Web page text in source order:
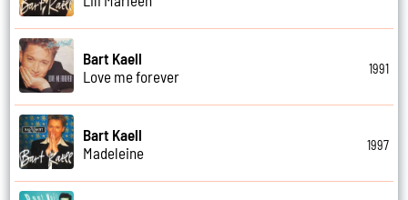
Bart Kaell
Love me forever
1991
Bart Kaell
Madeleine
1997